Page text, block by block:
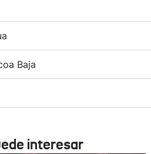
Baja
interesar